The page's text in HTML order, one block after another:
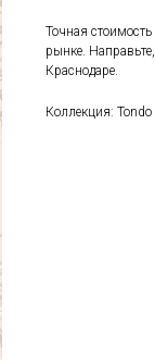
Точная
рынке.
Краснодаре.
Коллекция: Tondo